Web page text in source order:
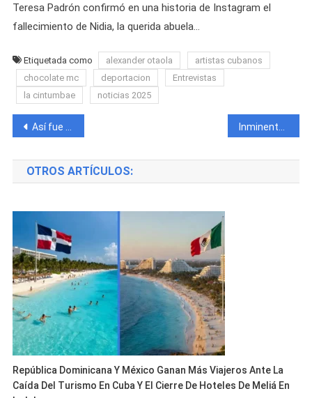
Teresa Padrón confirmó en una historia de Instagram el
fallecimiento de Nidia, la querida abuela…
Etiquetada como alexander otaola
artistas cubanos
chocolate mc
deportacion
Entrevistas
la cintumbae
noticias 2025
Navegación
de
entradas
Así fue el último adiós al icónico cantautor cubano Paulo FG Inminente peligro de derrumbe causa el cierre de la Estación de trenes en Cienfuegos tras invertir millones en su reparación
OTROS ARTÍCULOS:
República Dominicana Y México Ganan Más Viajeros Ante La
Caída Del Turismo En Cuba Y El Cierre De Hoteles De Meliá En